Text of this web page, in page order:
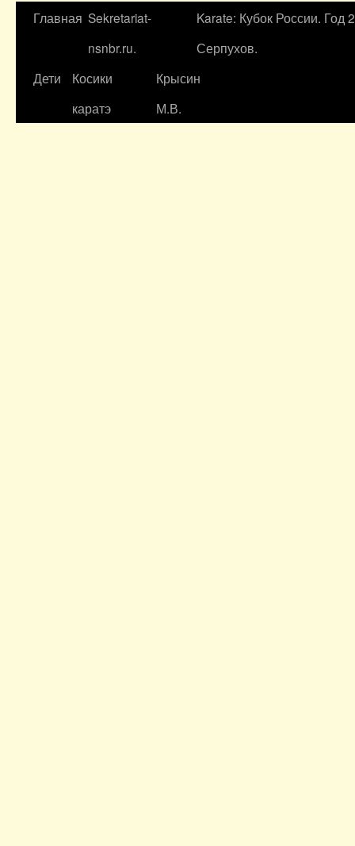
Главная Sekretariat-
nsnbr.ru.
Karate: Кубок России. Год
Серпухов.
Дети
Косики
каратэ
Крысин
М.В.